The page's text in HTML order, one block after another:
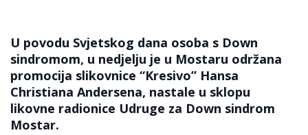
U povodu Svjetskog dana osoba s Down
sindromom, u nedjelju je u Mostaru održana
promocija slikovnice “Kresivo” Hansa
Christiana Andersena, nastale u sklopu
likovne radionice Udruge za Down sindrom
Mostar.